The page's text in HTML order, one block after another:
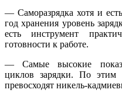
— Саморазрядка хотя и
год хранения уровень
есть инструмент
готовности к работе.
— Самые высокие
циклов зарядки. По этим
превосходят никель-